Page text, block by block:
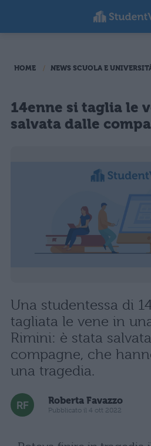
HOME NEWS SCUOLA E
14enne si taglia le
salvata dalle
Una studentessa di
tagliata le vene in
Rimini: è stata
compagne, che
una tragedia.
Roberta Favazzo
Pubblicato il 4 ott 2022